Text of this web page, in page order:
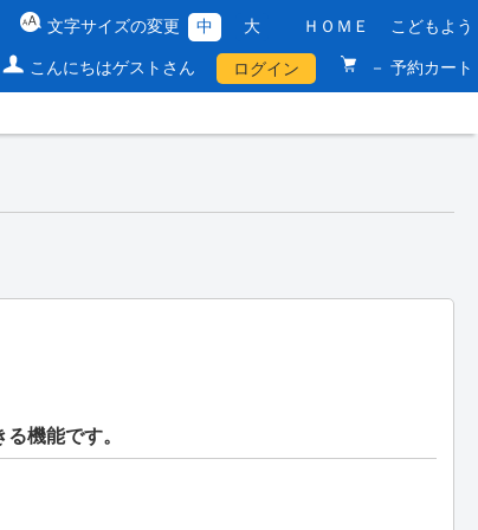
文字サイズの変更 中 大 ＨＯＭＥ こどもよう
こんにちはゲストさん ログイン － 予約カート
機能です。